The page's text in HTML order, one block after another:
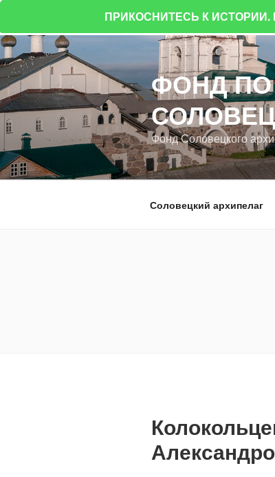
Перейти
к
содержимому
ФОНД
Фонд Соловецкого
Соловецкий архипелаг
ПРИКОСНИТЕСЬ К